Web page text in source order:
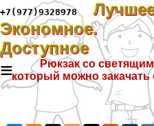
+7(977)9328978
Экономное.
Доступное
≡
Рюкзак со
который можно закачать